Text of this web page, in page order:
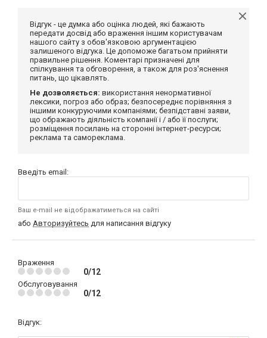
Відгук - це думка або оцінка людей, які бажають
передати досвід або враження іншим користувачам
нашого сайту з обов'язковою аргументацією
залишеного відгука. Це допоможе багатьом прийняти
правильне рішення. Коментарі призначені для
спілкування та обговорення, а також для роз'яснення
питань, що цікавлять.
Не дозволяється: використання ненормативної
лексики, погроз або образ; безпосереднє порівняння з
іншими конкуруючими компаніями; безпідставні заяви,
що ображають діяльність компанії і / або її послуги;
розміщення посилань на сторонні інтернет-ресурси;
реклама та самореклама.
Введіть email:
Ваш e-mail не відображатиметься на сайті
або Авторизуйтесь для написання відгуку
Враження
0/12
Обслуговування
0/12
Відгук: